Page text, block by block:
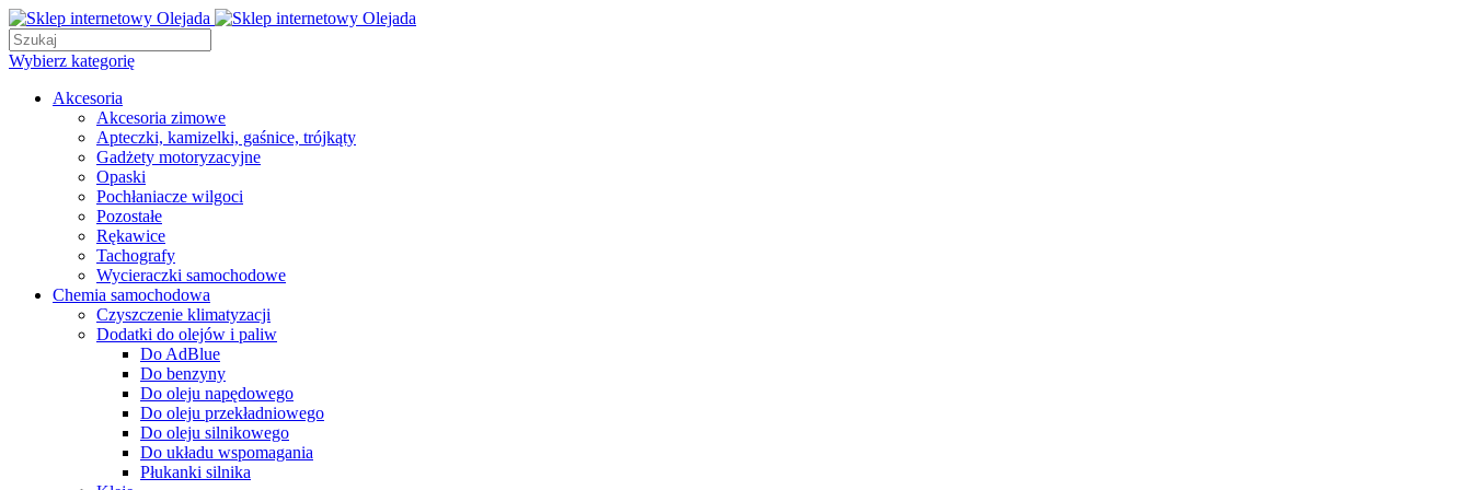
Wybierz kategorię
Akcesoria
Akcesoria zimowe
Apteczki, kamizelki, gaśnice, trójkąty
Gadżety motoryzacyjne
Opaski
Pochłaniacze wilgoci
Pozostałe
Rękawice
Tachografy
Wycieraczki samochodowe
Chemia samochodowa
Czyszczenie klimatyzacji
Dodatki do olejów i paliw
Do AdBlue
Do benzyny
Do oleju napędowego
Do oleju przekładniowego
Do oleju silnikowego
Do układu wspomagania
Płukanki silnika